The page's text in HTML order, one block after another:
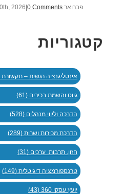
פברואר 20th, 2026 0 Comments
קטגוריות
אינטליגנציה רגשית – תקשורת
גיוס והשמת בכירים (61)
הדרכה וליווי מנהלים (528)
הדרכת מכירות ושרות (289)
חזון. תרבות. ערכים (31)
טרנספורמציה דיגיטלית (149)
יועץ עסקי 360 (43)